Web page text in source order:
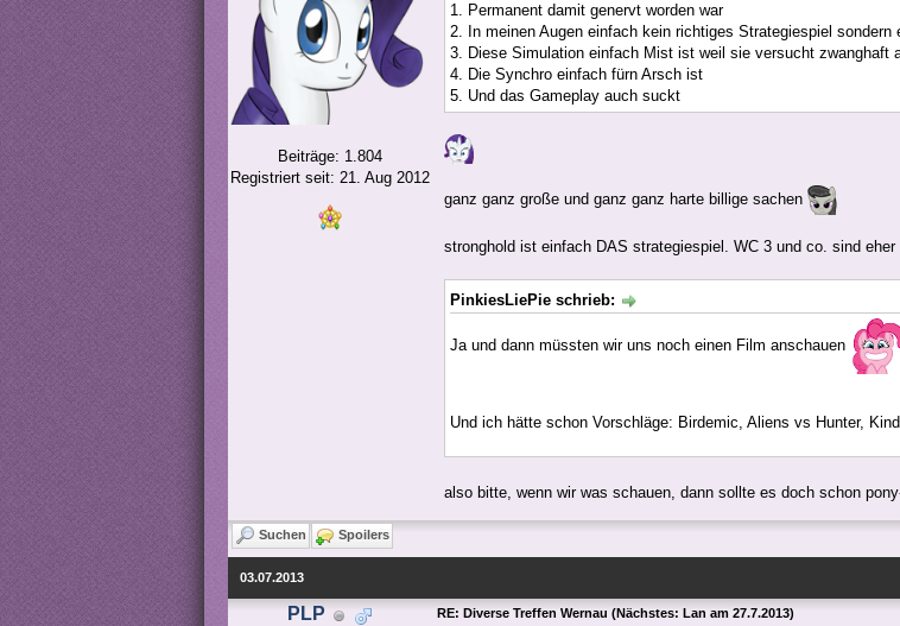
Beiträge: 1.804
Registriert seit: 21. Aug 2012
1. Permanent damit genervt worden war
2. In meinen Augen einfach kein richtiges Strategiespiel sondern
3. Diese Simulation einfach Mist ist weil sie versucht zwanghaft
4. Die Synchro einfach fürn Arsch ist
5. Und das Gameplay auch suckt
ganz ganz große und ganz ganz harte billige sachen
stronghold ist einfach DAS strategiespiel. WC 3 und co. sind
PinkiesLiePie schrieb:
Ja und dann müssten wir uns noch einen Film anschauen
Und ich hätte schon Vorschläge: Birdemic, Aliens vs Hunter,
also bitte, wenn wir was schauen, dann sollte es doch schon
Suchen Spoilers
03.07.2013
PLP RE: Diverse Treffen Wernau (Nächstes: Lan am 27.7.2013)